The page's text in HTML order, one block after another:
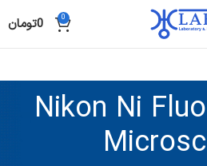
0
0تومان
Nikon Ni